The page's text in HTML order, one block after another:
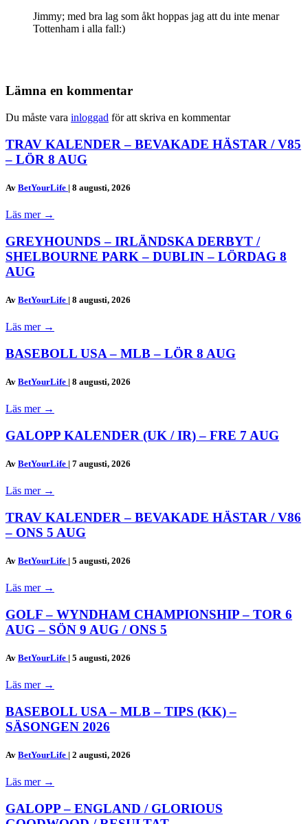
Jimmy; med bra lag som åkt hoppas jag att du inte menar
Tottenham i alla fall:)
Lämna en kommentar
Du måste vara inloggad för att skriva en kommentar
TRAV KALENDER – BEVAKADE HÄSTAR / V85
– LÖR 8 AUG
Av BetYourLife | 8 augusti, 2026
Läs mer →
GREYHOUNDS – IRLÄNDSKA DERBYT /
SHELBOURNE PARK – DUBLIN – LÖRDAG 8
AUG
Av BetYourLife | 8 augusti, 2026
Läs mer →
BASEBOLL USA – MLB – LÖR 8 AUG
Av BetYourLife | 8 augusti, 2026
Läs mer →
GALOPP KALENDER (UK / IR) – FRE 7 AUG
Av BetYourLife | 7 augusti, 2026
Läs mer →
TRAV KALENDER – BEVAKADE HÄSTAR / V86
– ONS 5 AUG
Av BetYourLife | 5 augusti, 2026
Läs mer →
GOLF – WYNDHAM CHAMPIONSHIP – TOR 6
AUG – SÖN 9 AUG / ONS 5
Av BetYourLife | 5 augusti, 2026
Läs mer →
BASEBOLL USA – MLB – TIPS (KK) –
SÄSONGEN 2026
Av BetYourLife | 2 augusti, 2026
Läs mer →
GALOPP – ENGLAND / GLORIOUS